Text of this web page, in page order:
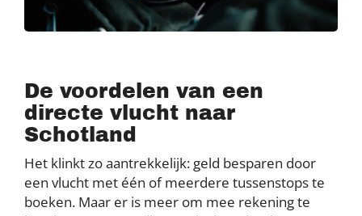
De voordelen van een
directe vlucht naar
Schotland
Het klinkt zo aantrekkelijk: geld besparen door
een vlucht met één of meerdere tussenstops te
boeken. Maar er is meer om mee rekening te